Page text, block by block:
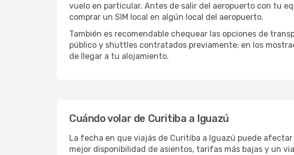
vuelo en particular. Antes de salir del aeropuerto con tu
comprar un SIM local en algún local del aeropuerto.
También es recomendable chequear las opciones de
público y shuttles contratados previamente; en los
de llegar a tu alojamiento.
Cuándo volar de Curitiba a Iguazú
La fecha en que viajás de Curitiba a Iguazú puede
mejor disponibilidad de asientos, tarifas más bajas y un